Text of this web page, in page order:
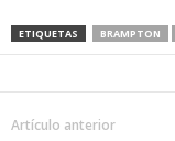
ETIQUETAS BRAMPTON
Artículo anterior